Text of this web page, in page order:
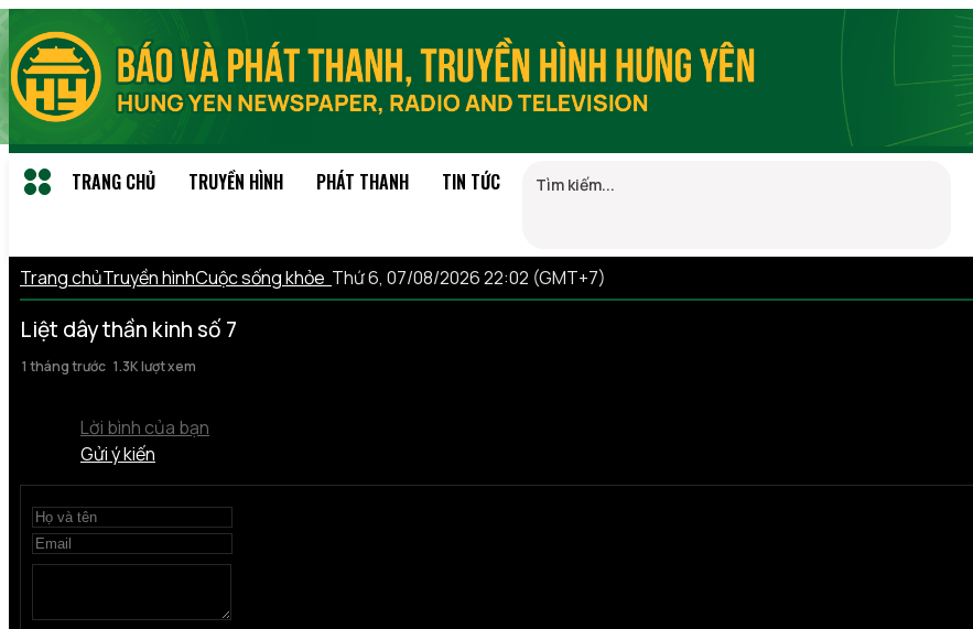
TRANG CHỦ TRUYỀN HÌNH PHÁT THANH TIN TỨC
Trang chủTruyền hìnhCuộc sống khỏe Thứ 6, 07/08/2026 22:02 (GMT+7)
Liệt dây thần kinh số 7
1 tháng trước 1.3K lượt xem
Lời bình của bạn
Gửi ý kiến